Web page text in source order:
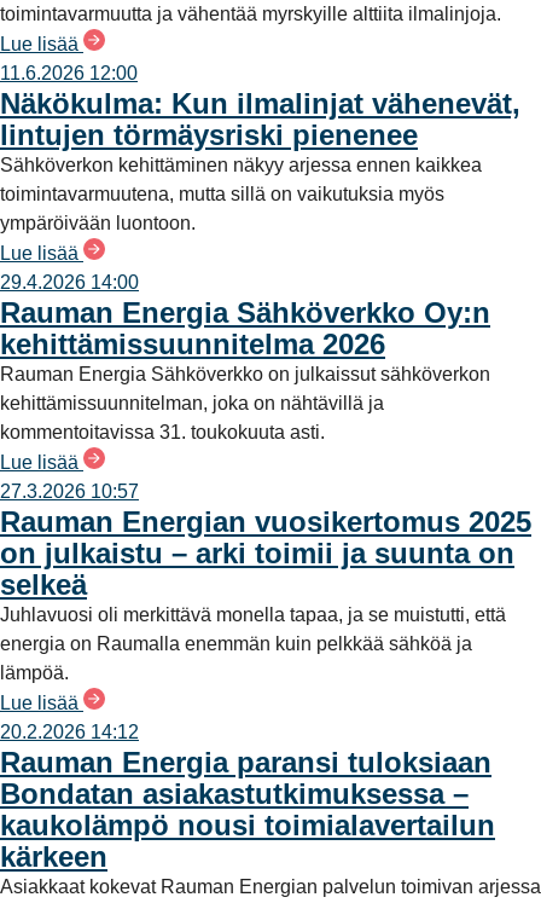
toimintavarmuutta ja vähentää myrskyille alttiita ilmalinjoja.
Lue lisää
11.6.2026 12:00
Näkökulma: Kun ilmalinjat vähenevät,
lintujen törmäysriski pienenee
Sähköverkon kehittäminen näkyy arjessa ennen kaikkea
toimintavarmuutena, mutta sillä on vaikutuksia myös
ympäröivään luontoon.
Lue lisää
29.4.2026 14:00
Rauman Energia Sähköverkko Oy:n
kehittämissuunnitelma 2026
Rauman Energia Sähköverkko on julkaissut sähköverkon
kehittämissuunnitelman, joka on nähtävillä ja
kommentoitavissa 31. toukokuuta asti.
Lue lisää
27.3.2026 10:57
Rauman Energian vuosikertomus 2025
on julkaistu – arki toimii ja suunta on
selkeä
Juhlavuosi oli merkittävä monella tapaa, ja se muistutti, että
energia on Raumalla enemmän kuin pelkkää sähköä ja
lämpöä.
Lue lisää
20.2.2026 14:12
Rauman Energia paransi tuloksiaan
Bondatan asiakastutkimuksessa –
kaukolämpö nousi toimialavertailun
kärkeen
Asiakkaat kokevat Rauman Energian palvelun toimivan arjessa